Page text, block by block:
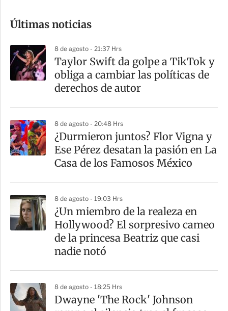
m
a
r
t
Últimas noticias
8 de agosto - 21:37 Hrs
Taylor Swift da golpe a TikTok y
obliga a cambiar las políticas de
derechos de autor
8 de agosto - 20:48 Hrs
¿Durmieron juntos? Flor Vigna y
Ese Pérez desatan la pasión en La
Casa de los Famosos México
8 de agosto - 19:03 Hrs
¿Un miembro de la realeza en
Hollywood? El sorpresivo cameo
de la princesa Beatriz que casi
nadie notó
8 de agosto - 18:25 Hrs
Dwayne 'The Rock' Johnson